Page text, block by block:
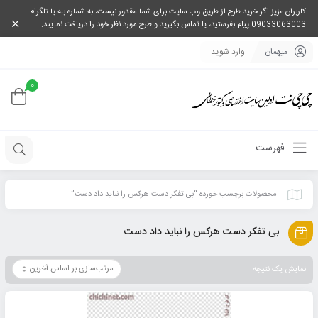
کاربران عزیز اگر خرید طرح از طریق وب سایت برای شما مقدور نیست، به شماره بله یا تلگرام
09033063003 پیام بفرستید، یا تماس بگیرید و طرح مورد نظر خود را دریافت نمایید.
میهمان وارد شوید
0
فهرست
محصولات برچسب خورده “بی تفکر دست هرکس را نباید داد دست”
بی تفکر دست هرکس را نباید داد دست
نمایش یک نتیجه